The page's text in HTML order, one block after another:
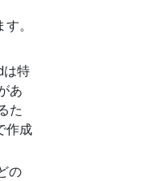
。
は特
あ
た
作成
の